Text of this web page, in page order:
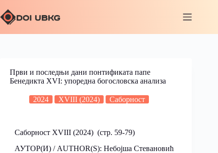
Први и последњи дани понтификата папе
Бенедикта XVI: упоредна богословска анализа
2024 XVIII (2024) Саборност
Саборност XVIII (2024) (стр. 59-79)
АУТОР(И) / AUTHOR(S): Небојша Стевановић